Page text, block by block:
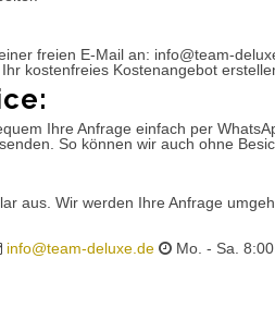
freien E-Mail an: info@team-
kostenfreies Kostenangebot
Ihre Anfrage einfach per
So können wir auch ohne
aus. Wir werden Ihre Anfrage
info@team-deluxe.de Mo. - Sa.